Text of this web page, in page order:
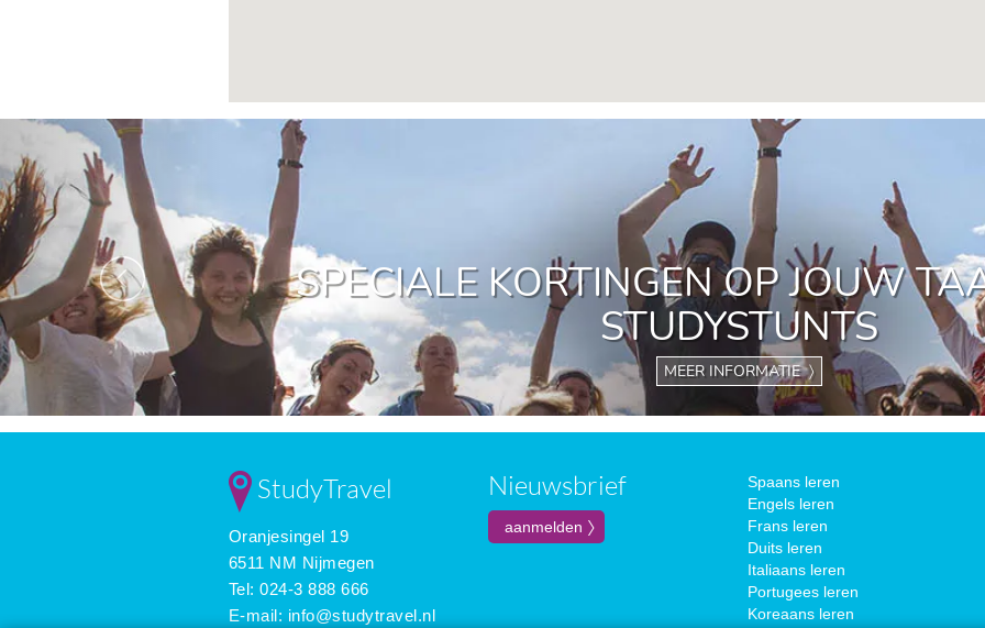
SPECIALE KORTINGEN OP JOUW
STUDYSTUNTS
MEER INFORMATIE 〉
Previous
StudyTravel
Oranjesingel 19
6511 NM Nijmegen
Tel: 024-3 888 666
E-mail: info@studytravel.nl
Nieuwsbrief
Spaans leren
Engels leren
Frans leren
Duits leren
Italiaans leren
Portugees leren
Koreaans leren